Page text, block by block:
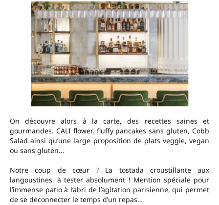
On découvre alors à la carte, des recettes saines et
gourmandes. CALI flower, fluffy pancakes sans gluten, Cobb
Salad ainsi qu’une large proposition de plats veggie, vegan
ou sans gluten…
Notre coup de cœur ? La tostada croustillante aux
langoustines, à tester absolument ! Mention spéciale pour
l’immense patio à l’abri de l’agitation parisienne, qui permet
de se déconnecter le temps d’un repas…